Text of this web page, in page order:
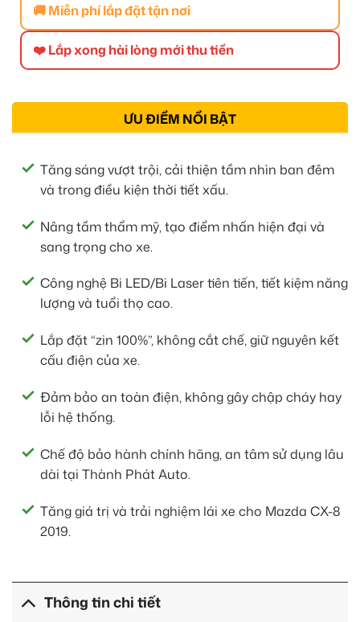
🚚 Miễn phí lắp đặt tận nơi
❤️ Lắp xong hài lòng mới thu tiền
ƯU ĐIỂM NỔI BẬT
Tăng sáng vượt trội, cải thiện tầm nhìn ban đêm
và trong điều kiện thời tiết xấu.
Nâng tầm thẩm mỹ, tạo điểm nhấn hiện đại và
sang trọng cho xe.
Công nghệ Bi LED/Bi Laser tiên tiến, tiết kiệm năng
lượng và tuổi thọ cao.
Lắp đặt “zin 100%”, không cắt chế, giữ nguyên kết
cấu điện của xe.
Đảm bảo an toàn điện, không gây chập cháy hay
lỗi hệ thống.
Chế độ bảo hành chính hãng, an tâm sử dụng lâu
dài tại Thành Phát Auto.
Tăng giá trị và trải nghiệm lái xe cho Mazda CX-8
2019.
Thông tin chi tiết